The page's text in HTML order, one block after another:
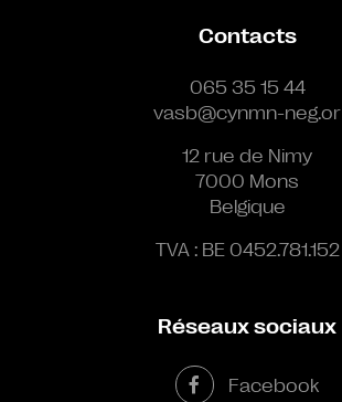
Contacts
065 35 15 44
vasb@cynmn-neg.or
12 rue de Nimy
7000 Mons
Belgique
TVA : BE 0452.781.152
Réseaux sociaux
Facebook